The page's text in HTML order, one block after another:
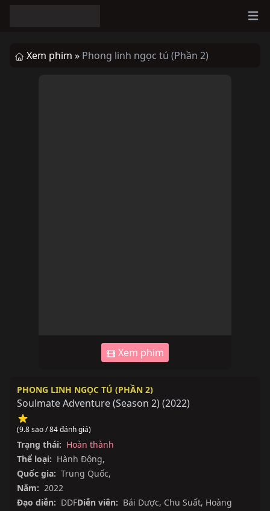
Xem phim » Phong linh ngọc tú (Phần 2)
Xem phim
PHONG LINH NGỌC TÚ (PHẦN 2)
Soulmate Adventure (Season 2)(2022)
(9.8 sao / 84 đánh giá)
Trạng thái: Hoàn thành
Thể loại: Hành Động,
Quốc gia: Trung Quốc,
Năm: 2022
Đạo diễn: DDFDiễn viên: Bái Dược, Chu Suất, Hoàng